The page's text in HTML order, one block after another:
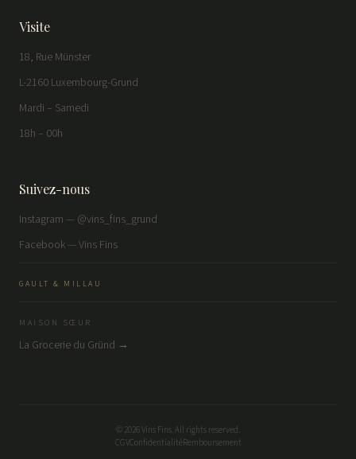
Visite
18, Rue Münster
L-2160 Luxembourg-Grund
Mardi – Samedi
18h – 00h
Suivez-nous
Instagram — @vins_fins_grund
Facebook — Vins Fins
GAULT & MILLAU
MAISON SŒUR
La Grocerie du Gründ →
© 2026Vins Fins. All rights reserved.
CGVConfidentialitéRemboursement